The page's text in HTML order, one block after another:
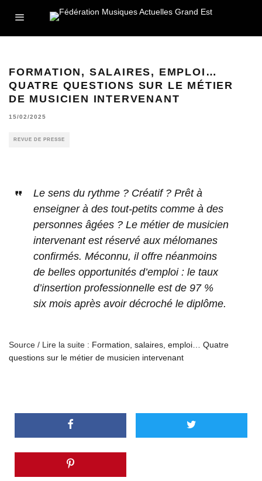
FORMATION, SALAIRES, EMPLOI…
QUATRE QUESTIONS SUR LE MÉTIER
DE MUSICIEN INTERVENANT
15/02/2025
REVUE DE PRESSE
Le sens du rythme ? Créatif ? Prêt à
enseigner à des tout-petits comme à des
personnes âgées ? Le métier de musicien
intervenant est réservé aux mélomanes
confirmés. Méconnu, il offre néanmoins
de belles opportunités d’emploi : le taux
d’insertion professionnelle est de 97 %
six mois après avoir décroché le diplôme.
Source / Lire la suite : Formation, salaires, emploi… Quatre
questions sur le métier de musicien intervenant